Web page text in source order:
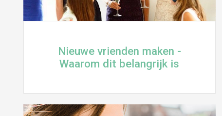
Nieuwe vrienden maken -
Waarom dit belangrijk is